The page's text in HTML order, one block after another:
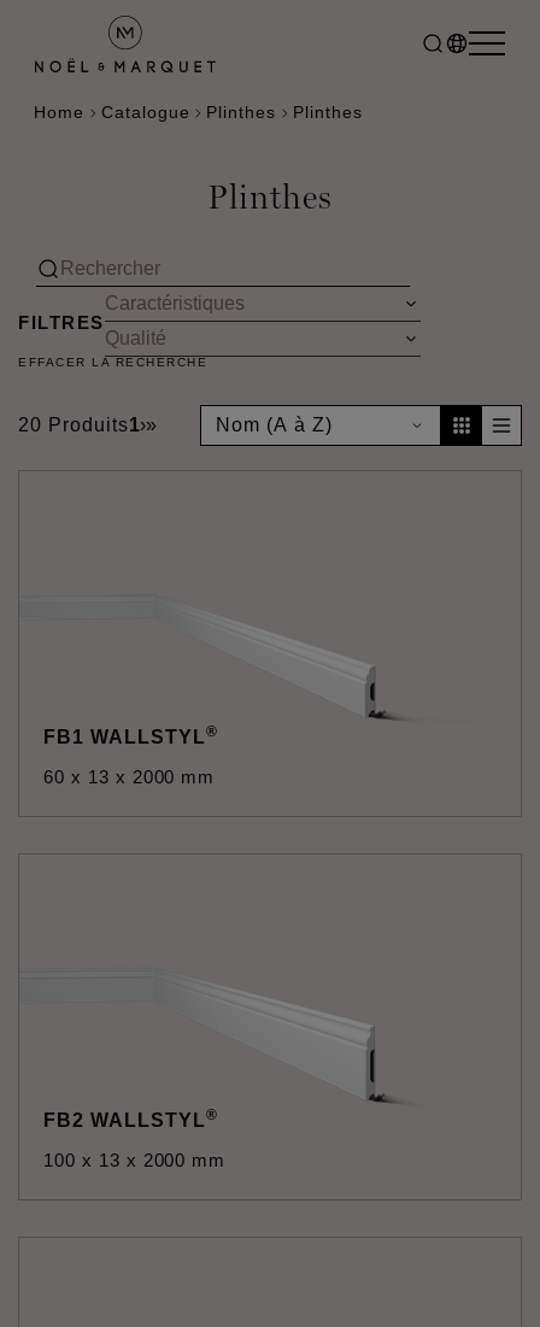
Home Catalogue Plinthes Plinthes
Plinthes
FILTRES
EFFACER LA RECHERCHE
20 Produits1›»
FB1 WALLSTYL®
60 x 13 x 2000 mm
FB2 WALLSTYL®
100 x 13 x 2000 mm